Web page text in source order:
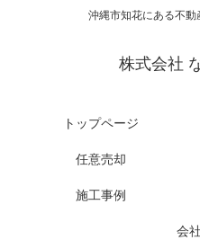
沖縄市知花にある不
株式会社
トップページ
任意売却
施工事例
会